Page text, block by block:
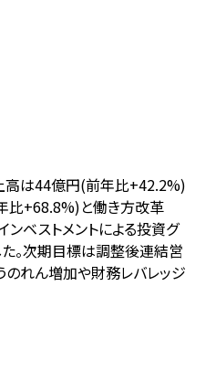
高は44億円(前年比+42.2%)
比+68.8%)と働き方改革
ベストメントによる投資グ
。次期目標は調整後連結営
れん増加や財務レバレッジ